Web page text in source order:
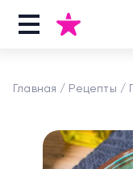
Главная Рецепты